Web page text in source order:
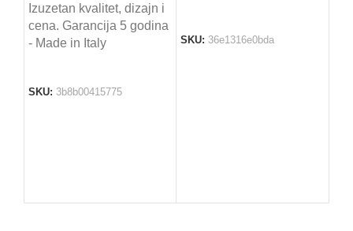
Izuzetan kvalitet, dizajn i
cena. Garancija 5 godina
- Made in Italy
SKU: 3b8b00415775
SKU: 36e1316e0bda